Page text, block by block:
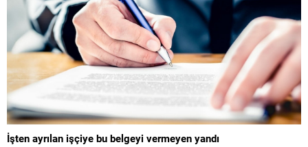
İşten ayrılan işçiye bu belgeyi vermeyen yandı